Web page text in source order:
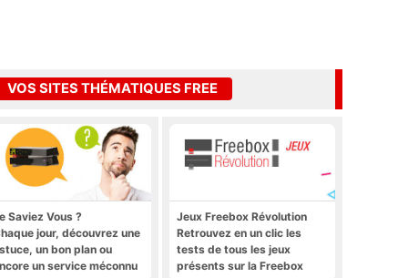
VOS SITES THÉMATIQUES FREE
Saviez Vous ?
jour, découvrez une
un bon plan ou
un service méconnu
Jeux Freebox Révolution
Retrouvez en un clic les
tests de tous les jeux
présents sur la Freebox